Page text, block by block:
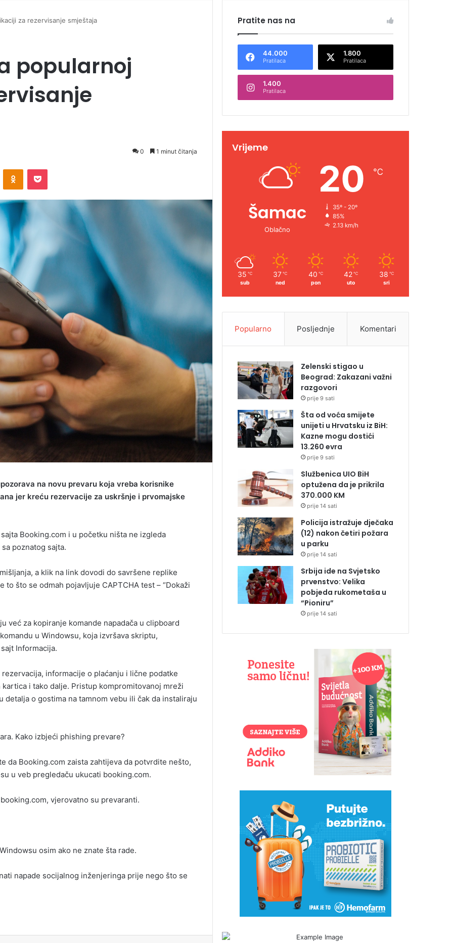
za rezervisanje smještaja
popularnoj
0 1 minut čitanja
na novu prevaru koja vreba korisnike
jer kreću rezervacije za uskršnje i prvomajske
Booking.com i u početku ništa ne izgleda
poznatog sajta.
a klik na link dovodi do savršene replike
što se odmah pojavljuje CAPTCHA test – “Dokaži
već za kopiranje komande napadača u clipboard
u Windowsu, koja izvršava skriptu,
Informacija.
informacije o plaćanju i lične podatke
i tako dalje. Pristup kompromitovanoj mreži
o gostima na tamnom vebu ili čak da instaliraju
Kako izbjeći phishing prevare?
da Booking.com zaista zahtijeva da potvrdite nešto,
u veb pregledaču ukucati booking.com.
vjerovatno su prevaranti.
osim ako ne znate šta rade.
napade socijalnog inženjeringa prije nego što se
Pratite nas na
44.000
Pratilaca
1.800
Pratilaca
1.400
Pratilaca
Vrijeme
Šamac
Oblačno
20 ℃
35º - 20º
85%
2.13 km/h
35 ℃
sub
37 ℃
ned
40 ℃
pon
42 ℃
uto
38 ℃
sri
Popularno Posljednje Komentari
Zelenski stigao u
Beograd: Zakazani važni
razgovori
prije 9 sati
Šta od voća smijete
unijeti u Hrvatsku iz BiH:
Kazne mogu dostići
13.260 evra
prije 9 sati
Službenica UIO BiH
optužena da je prikrila
370.000 KM
prije 14 sati
Policija istražuje dječaka
(12) nakon četiri požara
u parku
prije 14 sati
Srbija ide na Svjetsko
prvenstvo: Velika
pobjeda rukometaša u
“Pioniru”
prije 14 sati